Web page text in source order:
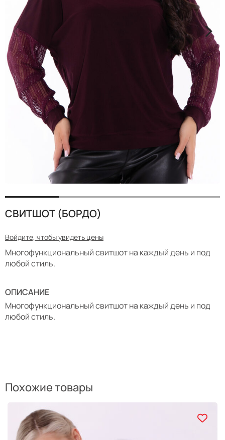
< >
СВИТШОТ (БОРДО)
Войдите, чтобы увидеть цены
Многофункциональный свитшот на каждый день и под
любой стиль.
ОПИСАНИЕ
Многофункциональный свитшот на каждый день и под
любой стиль.
Похожие товары